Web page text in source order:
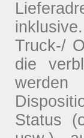
Truck-/
die
Status